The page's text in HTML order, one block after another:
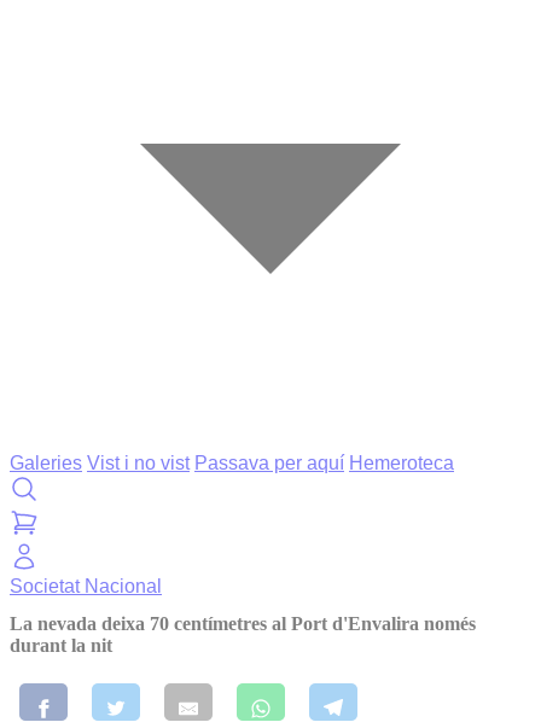
Galeries Vist i no vist Passava per aquí Hemeroteca
Societat Nacional
La nevada deixa 70 centímetres al Port d'Envalira només
durant la nit